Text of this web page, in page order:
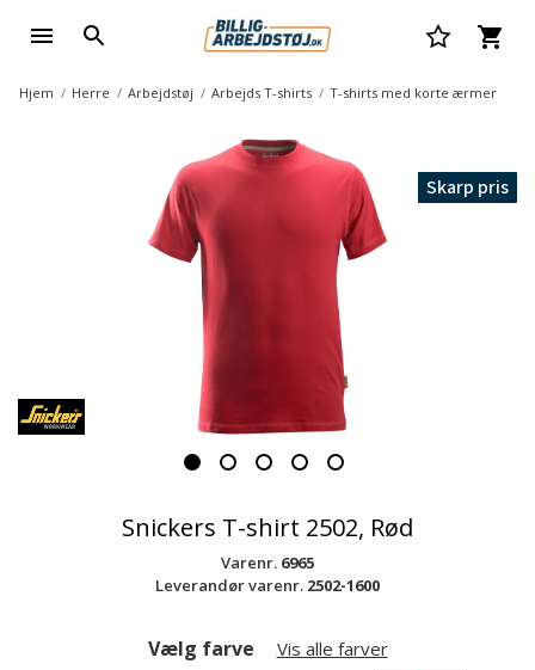
Hjem Herre Arbejdstøj Arbejds T-shirts T-shirts med korte ærmer
Skarp pris
Snickers T-shirt 2502, Rød
Varenr. 6965
Leverandør varenr. 2502-1600
Vælg farve Vis alle farver